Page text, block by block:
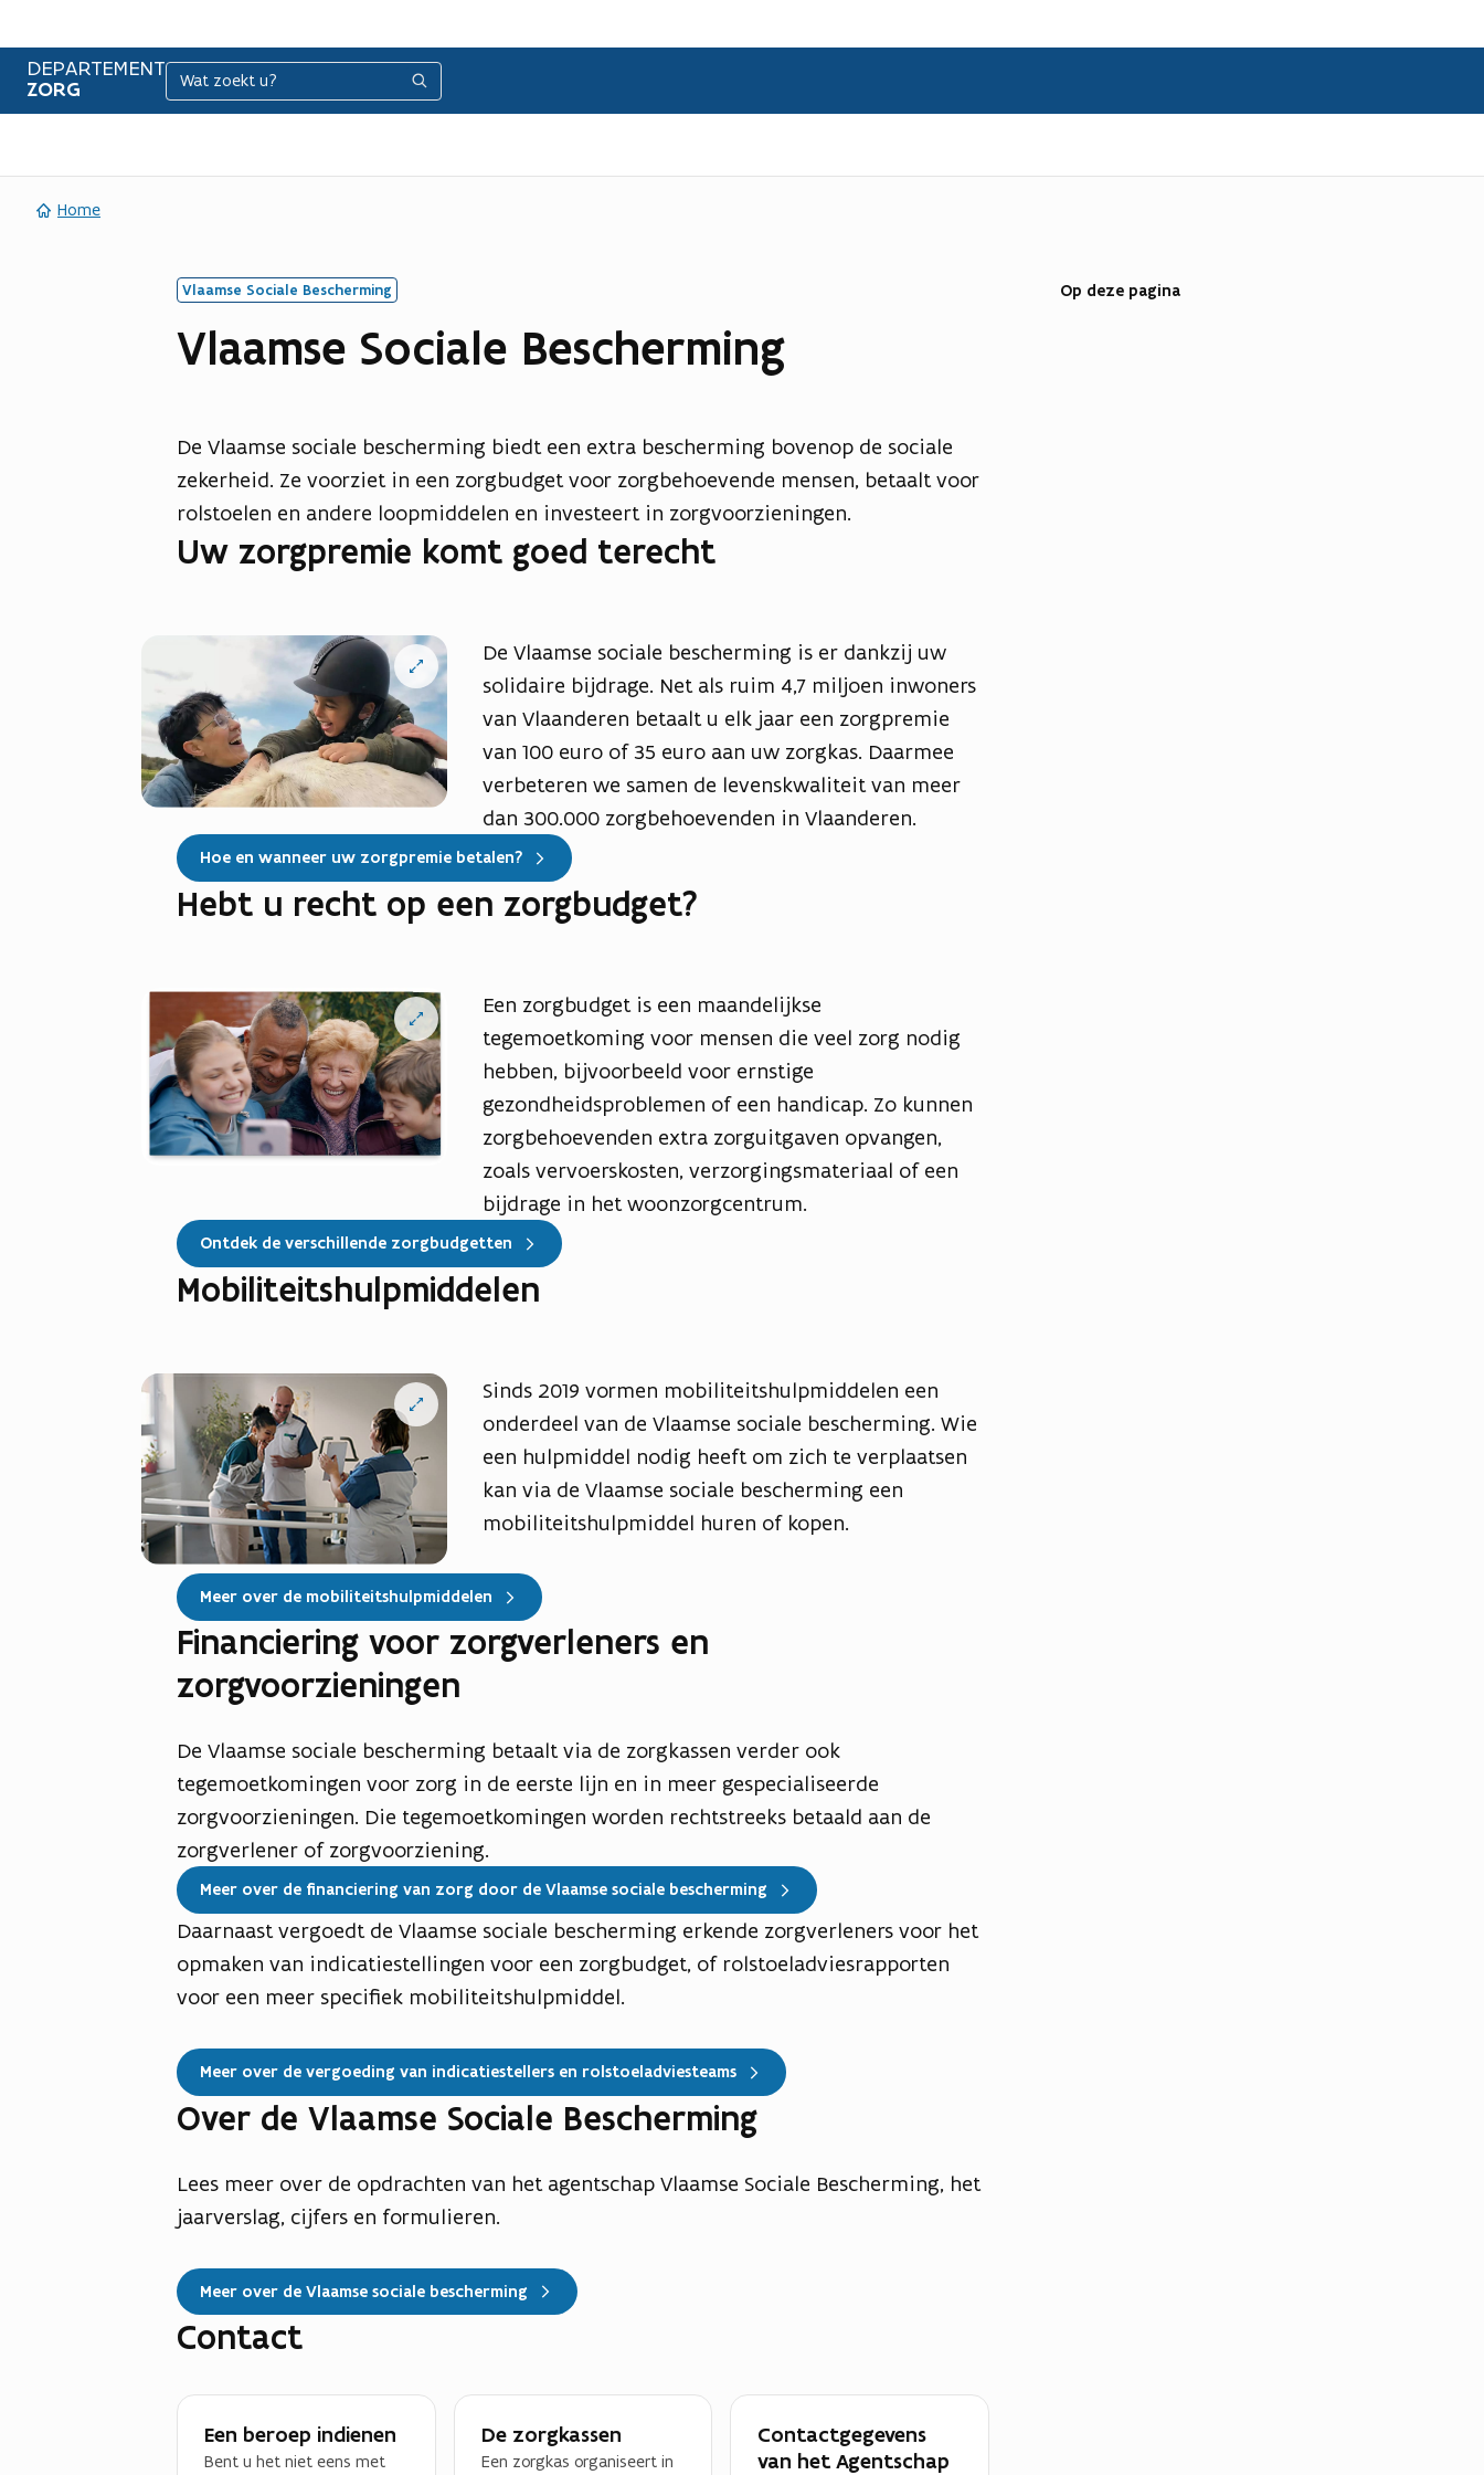
DEPARTEMENT
ZORG
Zoeken Zoeken
Home
Op deze pagina
Vlaamse Sociale Bescherming
Vlaamse Sociale Bescherming
De Vlaamse sociale bescherming biedt een extra bescherming bovenop de sociale
zekerheid. Ze voorziet in een zorgbudget voor zorgbehoevende mensen, betaalt voor
rolstoelen en andere loopmiddelen en investeert in zorgvoorzieningen.
Uw zorgpremie komt goed terecht
Open
vergrote
weergave
De Vlaamse sociale bescherming is er dankzij uw
solidaire bijdrage. Net als ruim 4,7 miljoen inwoners
van Vlaanderen betaalt u elk jaar een zorgpremie
van 100 euro of 35 euro aan uw zorgkas. Daarmee
verbeteren we samen de levenskwaliteit van meer
dan 300.000 zorgbehoevenden in Vlaanderen.
Hoe en wanneer uw zorgpremie betalen?
Hebt u recht op een zorgbudget?
Open
vergrote
weergave
Een zorgbudget is een maandelijkse
tegemoetkoming voor mensen die veel zorg nodig
hebben, bijvoorbeeld voor ernstige
gezondheidsproblemen of een handicap. Zo kunnen
zorgbehoevenden extra zorguitgaven opvangen,
zoals vervoerskosten, verzorgingsmateriaal of een
bijdrage in het woonzorgcentrum.
Ontdek de verschillende zorgbudgetten
Mobiliteitshulpmiddelen
Open
vergrote
weergave
Sinds 2019 vormen mobiliteitshulpmiddelen een
onderdeel van de Vlaamse sociale bescherming. Wie
een hulpmiddel nodig heeft om zich te verplaatsen
kan via de Vlaamse sociale bescherming een
mobiliteitshulpmiddel huren of kopen.
Meer over de mobiliteitshulpmiddelen
Financiering voor zorgverleners en
zorgvoorzieningen
De Vlaamse sociale bescherming betaalt via de zorgkassen verder ook
tegemoetkomingen voor zorg in de eerste lijn en in meer gespecialiseerde
zorgvoorzieningen. Die tegemoetkomingen worden rechtstreeks betaald aan de
zorgverlener of zorgvoorziening.
Meer over de financiering van zorg door de Vlaamse sociale bescherming
Daarnaast vergoedt de Vlaamse sociale bescherming erkende zorgverleners voor het
opmaken van indicatiestellingen voor een zorgbudget, of rolstoeladviesrapporten
voor een meer specifiek mobiliteitshulpmiddel.
Meer over de vergoeding van indicatiestellers en rolstoeladviesteams
Over de Vlaamse Sociale Bescherming
Lees meer over de opdrachten van het agentschap Vlaamse Sociale Bescherming, het
jaarverslag, cijfers en formulieren.
Meer over de Vlaamse sociale bescherming
Contact
Een beroep indienen
Bent u het niet eens met
De zorgkassen
Een zorgkas organiseert in
Contactgegevens
van het Agentschap